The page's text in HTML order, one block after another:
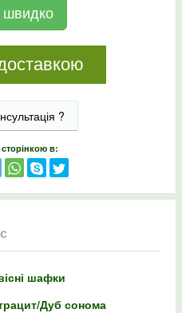
швидко
?
в:
шафки
Дуб сонома